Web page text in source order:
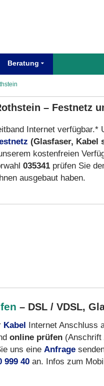
Beratung
– Festnetz
Internet verfügbar.*
(Glasfaser, Kabel
kostenfreien
035341 prüfen Sie
ausgebaut haben.
– DSL / VDSL,
Kabel Internet Anschluss
online prüfen (Anschrift
uns eine Anfrage
999 40 an. Infos zum